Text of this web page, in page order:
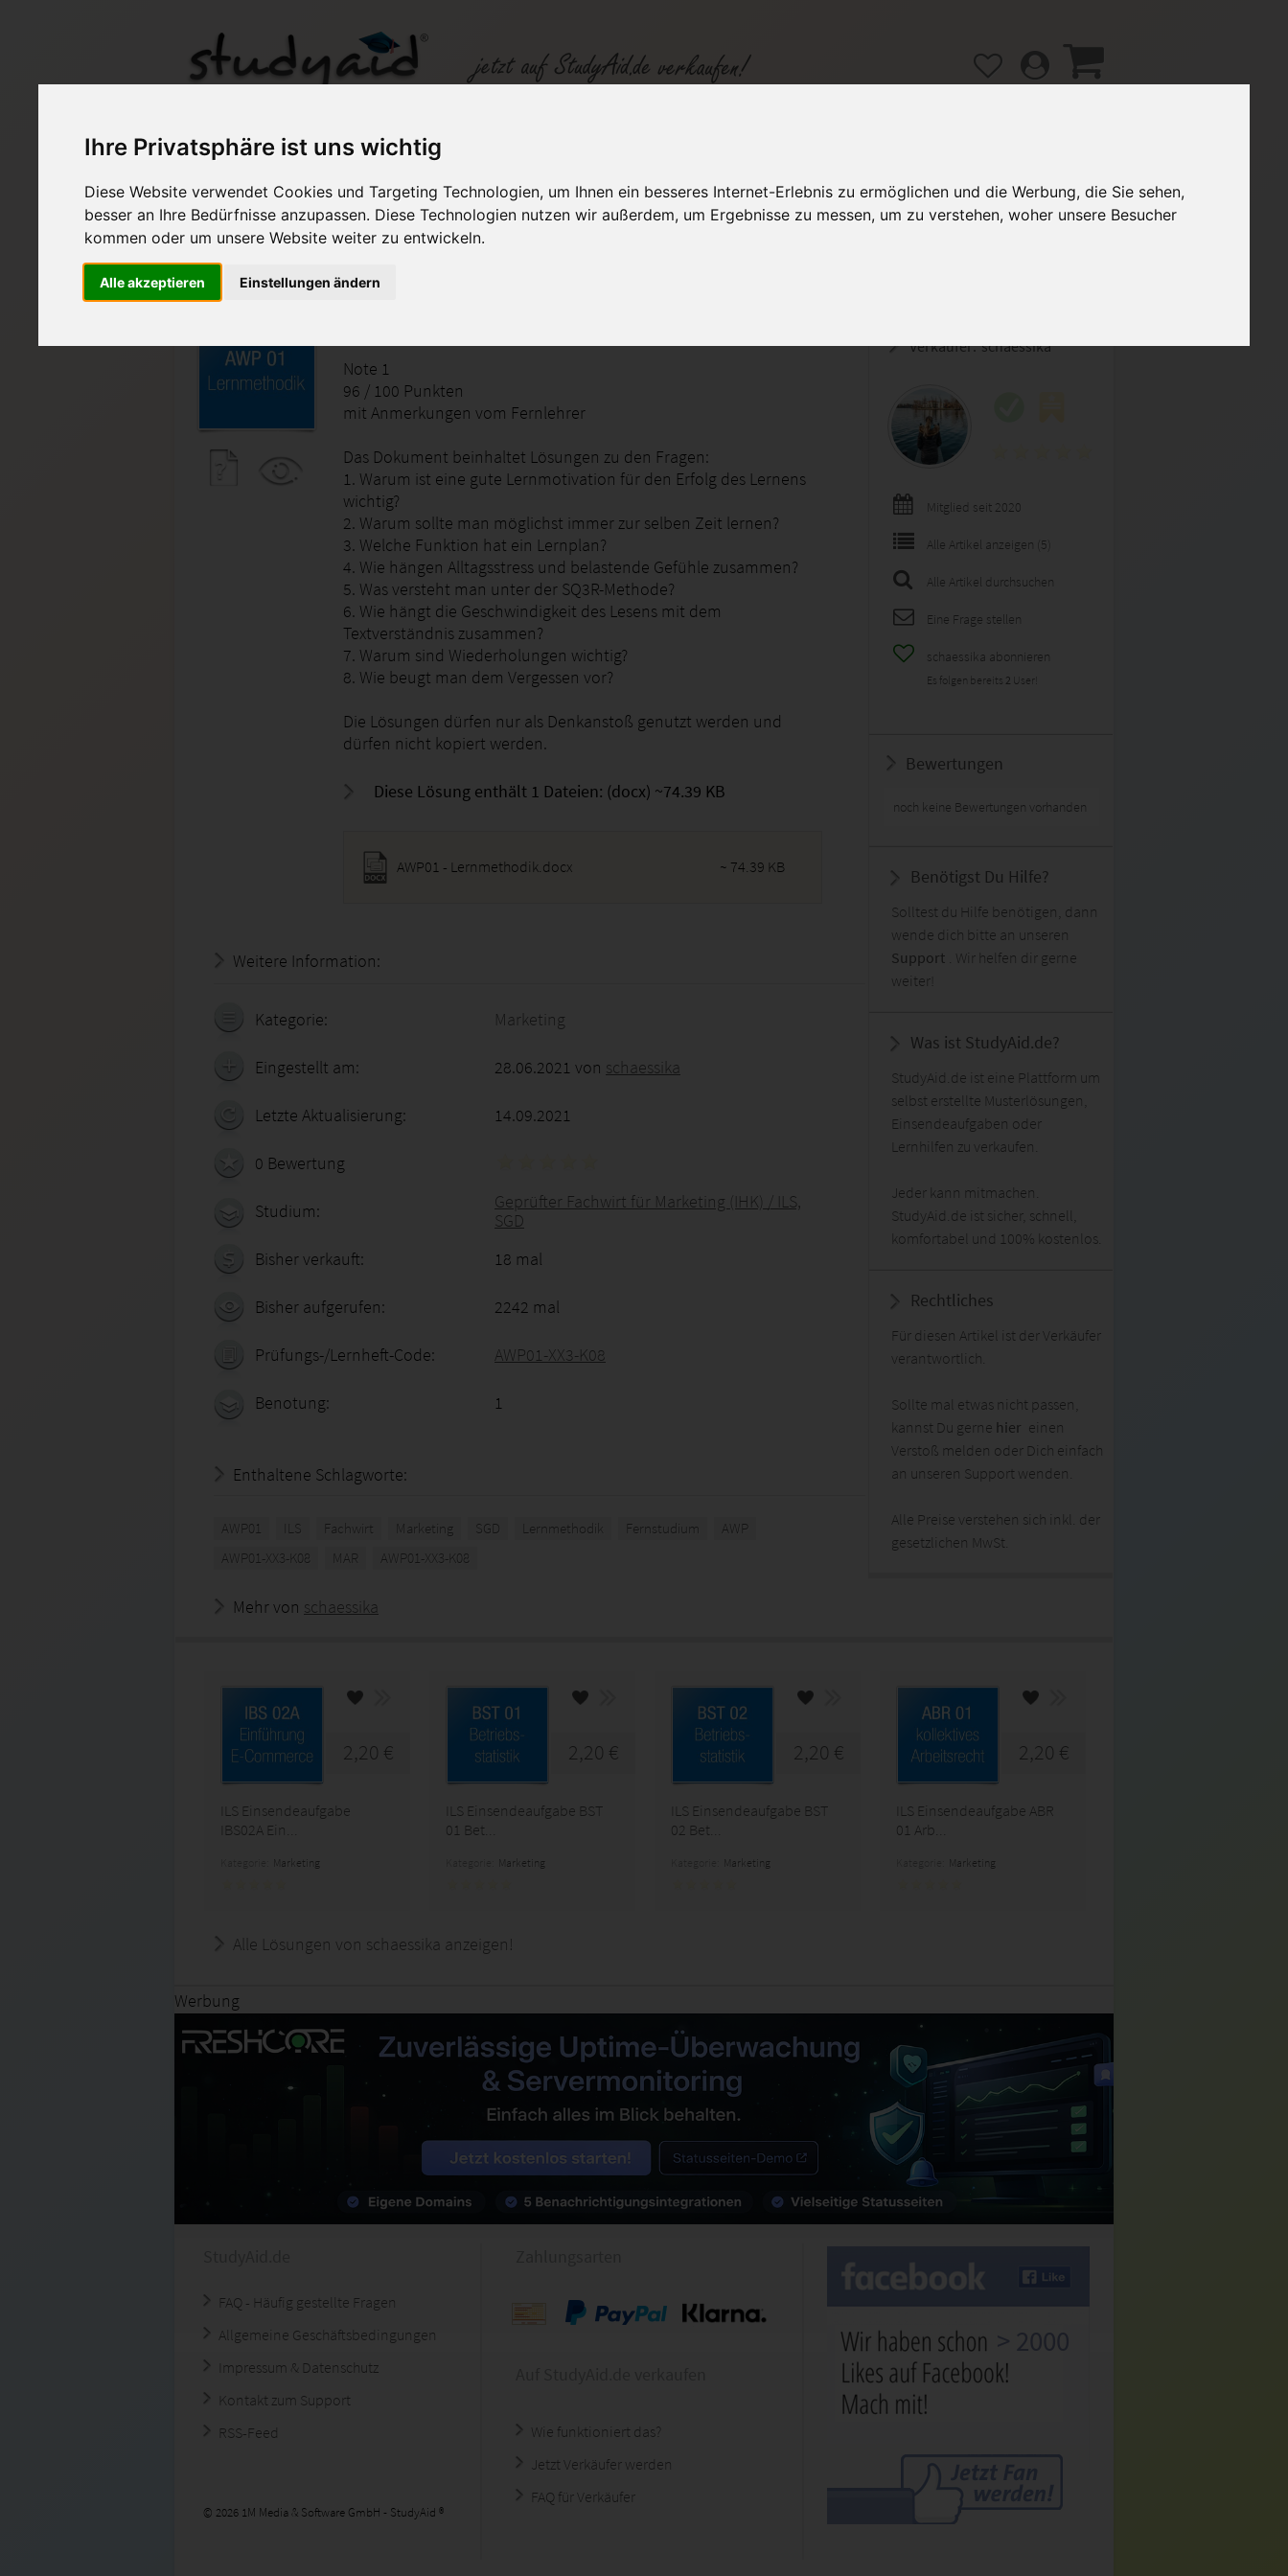
Ihre Privatsphäre ist uns wichtig
Diese Website verwendet Cookies und Targeting Technologien, um Ihnen ein besseres Internet-Erlebnis zu ermöglichen und die Werbung, die Sie sehen,
besser an Ihre Bedürfnisse anzupassen. Diese Technologien nutzen wir außerdem, um Ergebnisse zu messen, um zu verstehen, woher unsere Besucher
kommen oder um unsere Website weiter zu entwickeln.
Alle akzeptieren Einstellungen ändern
Auf StudyAid.de verkaufen Kategorien Studiengänge / Lehrgänge Hilfe / FAQ
Startseite Marketing
Note 1
96 / 100 Punkten
mit Anmerkungen vom Fernlehrer
Das Dokument beinhaltet Lösungen zu den Fragen:
1. Warum ist eine gute Lernmotivation für den Erfolg des Lernens
wichtig?
2. Warum sollte man möglichst immer zur selben Zeit lernen?
3. Welche Funktion hat ein Lernplan?
4. Wie hängen Alltagsstress und belastende Gefühle zusammen?
5. Was versteht man unter der SQ3R-Methode?
6. Wie hängt die Geschwindigkeit des Lesens mit dem
Textverständnis zusammen?
7. Warum sind Wiederholungen wichtig?
8. Wie beugt man dem Vergessen vor?
Die Lösungen dürfen nur als Denkanstoß genutzt werden und
dürfen nicht kopiert werden.
Diese Lösung enthält 1 Dateien: (docx) ~74.39 KB
AWP01 - Lernmethodik.docx ~ 74.39 KB
Weitere Information:
Kategorie: Marketing
Eingestellt am: 28.06.2021 von schaessika
Letzte Aktualisierung: 14.09.2021
0 Bewertung
Studium:
Geprüfter Fachwirt für Marketing (IHK) / ILS,
SGD
Bisher verkauft:
18 mal
Bisher aufgerufen: 2242 mal
Prüfungs-/Lernheft-Code: AWP01-XX3-K08
Benotung: 1
Enthaltene Schlagworte:
AWP01 ILS Fachwirt Marketing SGD Lernmethodik Fernstudium
AWP
AWP01-XX3-K08
MAR AWP01-XX3-K08
Verkäufer: schaessika
Mitglied seit 2020
Alle Artikel anzeigen (5)
Alle Artikel durchsuchen
Eine Frage stellen
schaessika abonnieren
Es folgen bereits 2 User!
Bewertungen
noch keine Bewertungen vorhanden
Benötigst Du Hilfe?
Solltest du Hilfe benötigen, dann
wende dich bitte an unseren
Support . Wir helfen dir gerne
weiter!
Was ist StudyAid.de?
StudyAid.de ist eine Plattform um
selbst erstellte Musterlösungen,
Einsendeaufgaben oder
Lernhilfen zu verkaufen.
Jeder kann mitmachen.
StudyAid.de ist sicher, schnell,
komfortabel und 100% kostenlos.
Rechtliches
Für diesen Artikel ist der Verkäufer
verantwortlich.
Sollte mal etwas nicht passen,
kannst Du gerne hier einen
Verstoß melden oder Dich einfach
an unseren Support wenden.
Alle Preise verstehen sich inkl. der
gesetzlichen MwSt.
Mehr von schaessika
2,20 €
ILS Einsendeaufgabe
IBS02A Ein...
Marketing
2,20 €
ILS Einsendeaufgabe BST
01 Bet...
Marketing
2,20 €
ILS Einsendeaufgabe BST
02 Bet...
Marketing
2,20 €
ILS Einsendeaufgabe ABR
01 Arb...
Marketing
Alle Lösungen von schaessika anzeigen!
Werbung
FAQ - Häufig gestellte Fragen
Allgemeine Geschäftsbedingungen
Impressum & Datenschutz
Kontakt zum Support
RSS-Feed
© 2026 1M Media & Software GmbH - StudyAid ®
Wie funktioniert das?
Jetzt Verkäufer werden
FAQ für Verkäufer
> 2000